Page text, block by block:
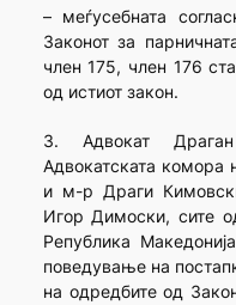
– меѓусебната
Законот за
член 175, член 176
од истиот закон.
3. Адвокат
Адвокатската комора
и м-р Драги
Игор Димоски, сите
Република
поведување на
на одредбите од